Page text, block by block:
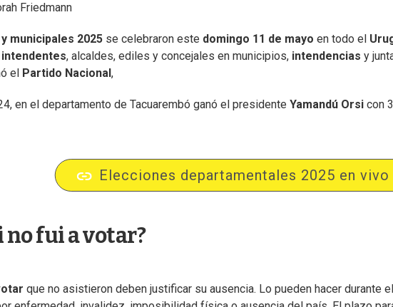
Friedmann
y municipales 2025 se celebraron este domingo 11 de mayo en todo el
intendentes, alcaldes, ediles y concejales en municipios, intendencias y
el Partido Nacional,
en el departamento de Tacuarembó ganó el presidente Yamandú Orsi con
Elecciones departamentales 2025 en vivo
no fui a votar?
que no asistieron deben justificar su ausencia. Lo pueden hacer durante